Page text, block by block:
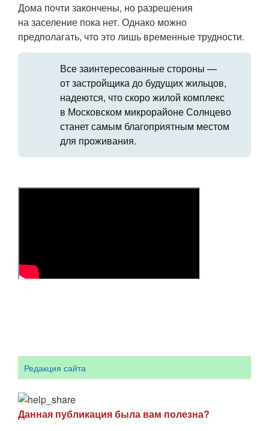
Дома почти закончены, но разрешения
на заселение пока нет. Однако можно
предполагать, что это лишь временные трудности.
Все заинтересованные стороны —
от застройщика до будущих жильцов,
надеются, что скоро жилой комплекс
в Московском микрорайоне Солнцево
станет самым благоприятным местом
для проживания.
Редакция сайта
Данная публикация была вам полезна?